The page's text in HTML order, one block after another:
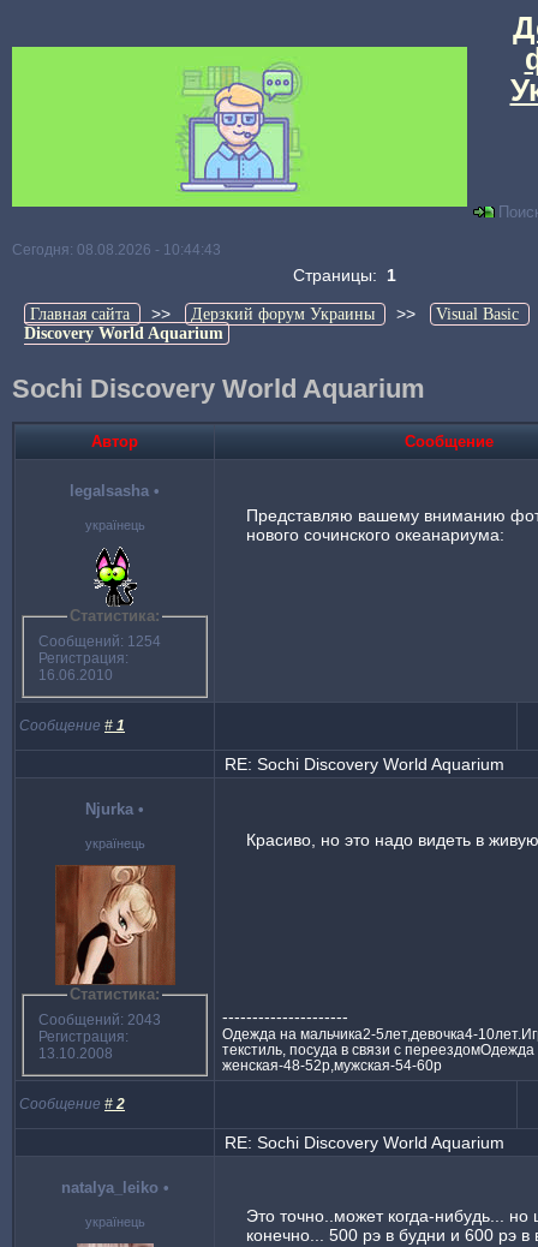
Сегодня: 08.08.2026 - 10:44:43
Страницы: 1
Главная сайта >> Дерзкий форум Украины >> Visual Basic
Discovery World Aquarium
Sochi Discovery World Aquarium
Автор Сообщение
legalsasha •
українець
Статистика:
Сообщений: 1254
Регистрация:
16.06.2010
Представляю вашему вниманию
нового сочинского океанариума:
Сообщение # 1
RE: Sochi Discovery World Aquarium
Njurka •
українець
Статистика:
Сообщений: 2043
Регистрация:
13.10.2008
Красиво, но это надо видеть в
---------------------
Одежда на мальчика2-5лет,девочка4-
текстиль, посуда в связи с переездомОдежда
женская-48-52р,мужская-54-60р
Сообщение # 2
RE: Sochi Discovery World Aquarium
natalya_leiko •
українець
Это точно..может когда-нибудь... но
конечно... 500 рэ в будни и 600 рэ